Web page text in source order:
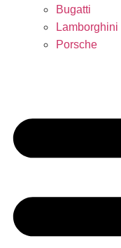
Bugatti
Lamborghini
Porsche